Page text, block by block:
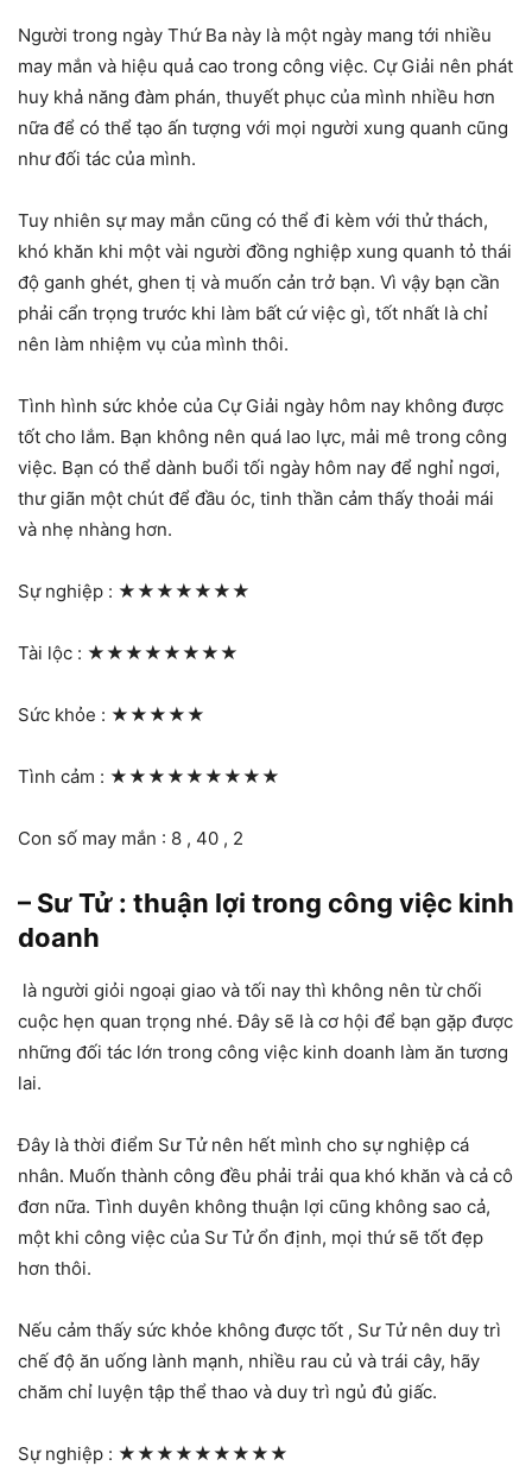
Người trong ngày Thứ Ba này là một ngày mang tới nhiều
may mắn và hiệu quả cao trong công việc. Cự Giải nên phát
huy khả năng đàm phán, thuyết phục của mình nhiều hơn
nữa để có thể tạo ấn tượng với mọi người xung quanh cũng
như đối tác của mình.
Tuy nhiên sự may mắn cũng có thể đi kèm với thử thách,
khó khăn khi một vài người đồng nghiệp xung quanh tỏ thái
độ ganh ghét, ghen tị và muốn cản trở bạn. Vì vậy bạn cần
phải cẩn trọng trước khi làm bất cứ việc gì, tốt nhất là chỉ
nên làm nhiệm vụ của mình thôi.
Tình hình sức khỏe của Cự Giải ngày hôm nay không được
tốt cho lắm. Bạn không nên quá lao lực, mải mê trong công
việc. Bạn có thể dành buổi tối ngày hôm nay để nghỉ ngơi,
thư giãn một chút để đầu óc, tinh thần cảm thấy thoải mái
và nhẹ nhàng hơn.
Sự nghiệp : ★★★★★★★
Tài lộc : ★★★★★★★★
Sức khỏe : ★★★★★
Tình cảm : ★★★★★★★★★
Con số may mắn : 8 , 40 , 2
– Sư Tử : thuận lợi trong công việc kinh
doanh
là người giỏi ngoại giao và tối nay thì không nên từ chối
cuộc hẹn quan trọng nhé. Đây sẽ là cơ hội để bạn gặp được
những đối tác lớn trong công việc kinh doanh làm ăn tương
lai.
Đây là thời điểm Sư Tử nên hết mình cho sự nghiệp cá
nhân. Muốn thành công đều phải trải qua khó khăn và cả cô
đơn nữa. Tình duyên không thuận lợi cũng không sao cả,
một khi công việc của Sư Tử ổn định, mọi thứ sẽ tốt đẹp
hơn thôi.
Nếu cảm thấy sức khỏe không được tốt , Sư Tử nên duy trì
chế độ ăn uống lành mạnh, nhiều rau củ và trái cây, hãy
chăm chỉ luyện tập thể thao và duy trì ngủ đủ giấc.
Sự nghiệp : ★★★★★★★★★